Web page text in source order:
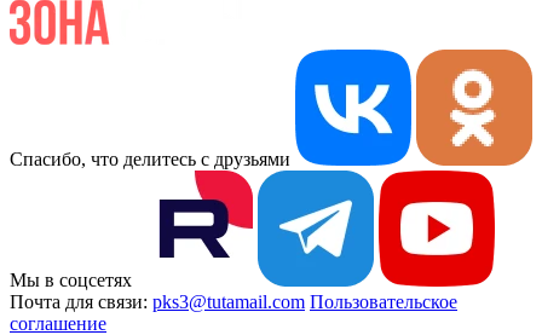
Спасибо, что делитесь с друзьями
Мы в соцсетях
Почта для связи: pks3@tutamail.com Пользовательское
соглашение